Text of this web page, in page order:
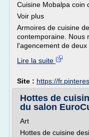
Cuisine Mobalpa coin
Voir plus
Armoires de cuisine
contemporaine. Nous
l'agencement de deux
Lire la suite
Site : https://
Hottes de
du salon
Art
Hottes de cuisine